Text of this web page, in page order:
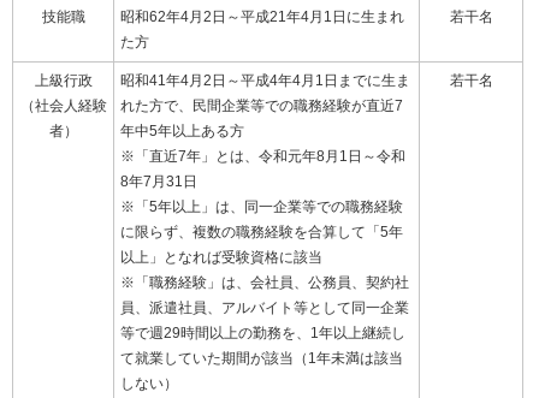
技能職
昭和62年4月2日～平成21年4月1日に生まれ
た方
若干名
上級行政
（社会人経験
者）
昭和41年4月2日～平成4年4月1日までに生ま
れた方で、民間企業等での職務経験が直近7
年中5年以上ある方
※「直近7年」とは、令和元年8月1日～令和
8年7月31日
※「5年以上」は、同一企業等での職務経験
に限らず、複数の職務経験を合算して「5年
以上」となれば受験資格に該当
※「職務経験」は、会社員、公務員、契約社
員、派遣社員、アルバイト等として同一企業
等で週29時間以上の勤務を、1年以上継続し
て就業していた期間が該当（1年未満は該当
しない）
若干名